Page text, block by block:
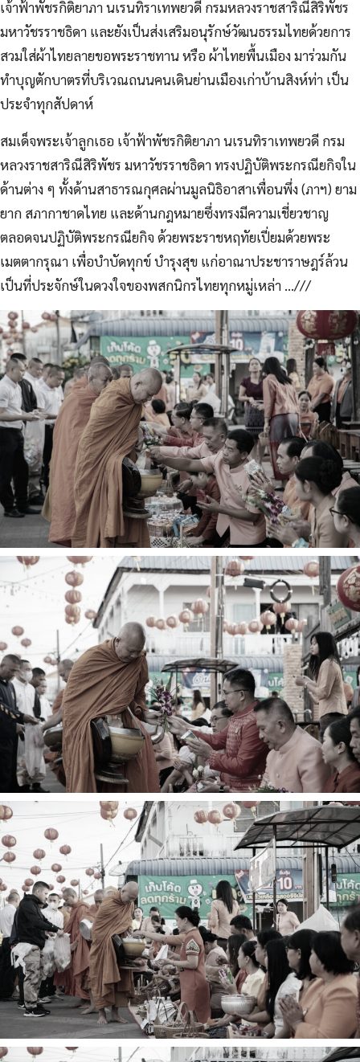
เจ้าฟ้าพัชรกิติยาภา นเรนทิราเทพยวดี กรมหลวงราชสาริณีสิริพัชร
มหาวัชรราชธิดา และยังเป็นส่งเสริมอนุรักษ์วัฒนธรรมไทยด้วยการ
สวมใส่ผ้าไทยลายขอพระราชทาน หรือ ผ้าไทยพื้นเมือง มาร่วมกัน
ทำบุญตักบาตรที่บริเวณถนนคนเดินย่านเมืองเก่าบ้านสิงห์ท่า เป็น
ประจำทุกสัปดาห์
สมเด็จพระเจ้าลูกเธอ เจ้าฟ้าพัชรกิติยาภา นเรนทิราเทพยวดี กรม
หลวงราชสาริณีสิริพัชร มหาวัชรราชธิดา ทรงปฏิบัติพระกรณียกิจใน
ด้านต่าง ๆ ทั้งด้านสาธารณกุศลผ่านมูลนิธิอาสาเพื่อนพึ่ง (ภาฯ) ยาม
ยาก สภากาชาดไทย และด้านกฎหมายซึ่งทรงมีความเชี่ยวชาญ
ตลอดจนปฏิบัติพระกรณียกิจ ด้วยพระราชหฤทัยเปี่ยมด้วยพระ
เมตตากรุณา เพื่อบำบัดทุกข์ บำรุงสุข แก่อาณาประชาราษฎร์ล้วน
เป็นที่ประจักษ์ในดวงใจของพสกนิกรไทยทุกหมู่เหล่า …///